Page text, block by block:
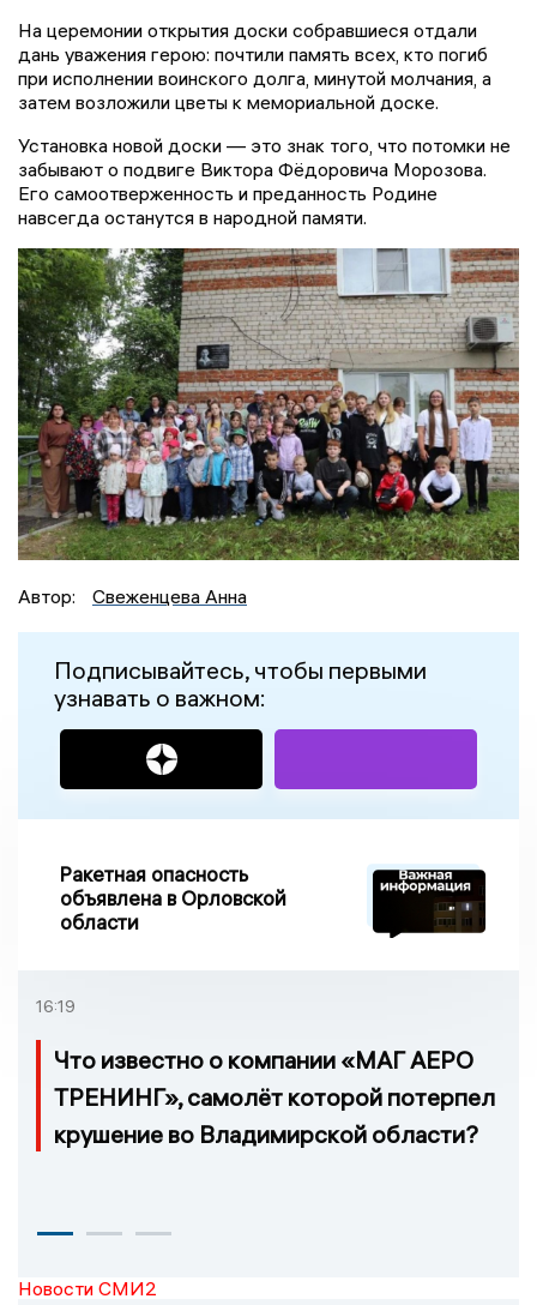
На церемонии открытия доски собравшиеся отдали
дань уважения герою: почтили память всех, кто погиб
при исполнении воинского долга, минутой молчания, а
затем возложили цветы к мемориальной доске.
Установка новой доски — это знак того, что потомки не
забывают о подвиге Виктора Фёдоровича Морозова.
Его самоотверженность и преданность Родине
навсегда останутся в народной памяти.
Автор: Свеженцева Анна
Подписывайтесь, чтобы первыми
узнавать о важном:
Ракетная опасность
объявлена в Орловской
области
16:19
Что известно о компании «МАГ АЕРО
ТРЕНИНГ», самолёт которой потерпел
крушение во Владимирской области?
Новости СМИ2